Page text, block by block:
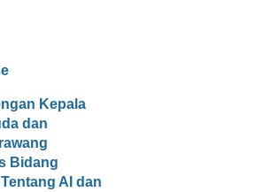
Kepala
dan
Bidang
AI dan